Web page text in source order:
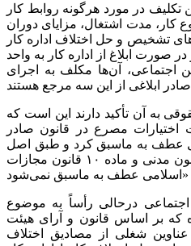
تکلیف در مورد هرگونه روابط کار
کار، مدت اشتغال، مزایای دوران
تشخیص و حل اختلاف اداره کار
صورت ابلاغ از اداره کار به واحد
اجتماعی، آن‌ها مکلف به اجرای
به آن تأکید دارند این است که
اختیارات مصرع در قانون صادر
عطف به ماسبق کرد و طبق اصل
۱۶۹ قانون اساسی و ماده ۴ قانون مدنی و ماده ۱۰ قانون مجازات
اسلامی عطف به ماسبق نمی‌شود»
درحالی رأساً به موضوع
که بر اساس قانون و آرای هیئت
شغلی از مصادیق اختلاف